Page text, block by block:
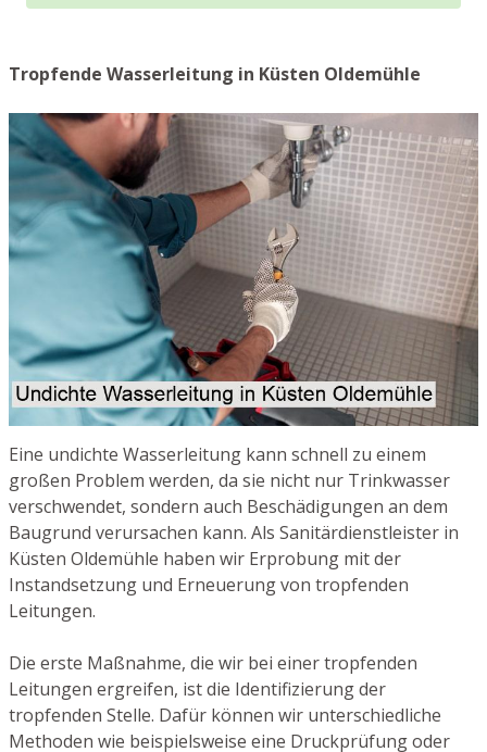
Tropfende Wasserleitung in Küsten Oldemühle
Eine undichte Wasserleitung kann schnell zu einem
großen Problem werden, da sie nicht nur Trinkwasser
verschwendet, sondern auch Beschädigungen an dem
Baugrund verursachen kann. Als Sanitärdienstleister in
Küsten Oldemühle haben wir Erprobung mit der
Instandsetzung und Erneuerung von tropfenden
Leitungen.
Die erste Maßnahme, die wir bei einer tropfenden
Leitungen ergreifen, ist die Identifizierung der
tropfenden Stelle. Dafür können wir unterschiedliche
Methoden wie beispielsweise eine Druckprüfung oder